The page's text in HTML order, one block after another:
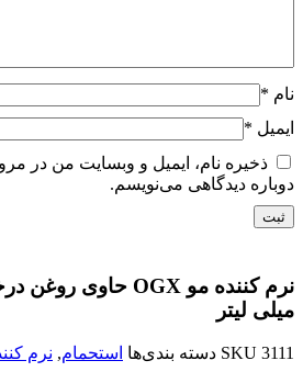
نام *
ایمیل *
ذخیره نام، ایمیل و وبسایت من در
دوباره دیدگاهی می‌نویسم.
میلی لیتر
SKU 3111 دسته بندی‌ها استحمام, نرم